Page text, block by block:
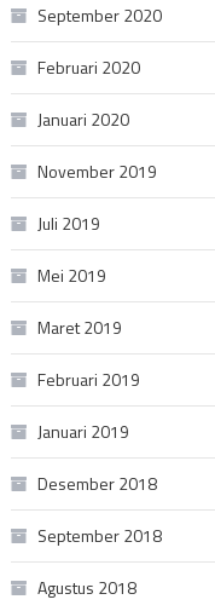
September 2020
Februari 2020
Januari 2020
November 2019
Juli 2019
Mei 2019
Maret 2019
Februari 2019
Januari 2019
Desember 2018
September 2018
Agustus 2018